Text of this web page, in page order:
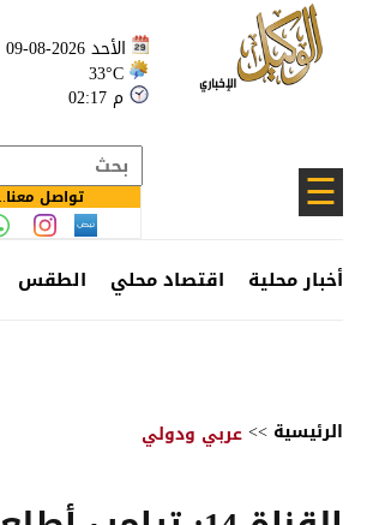
الأحد 2026-08-09
33°C
02:17 م
☰ تواصل
أخبار محلية اقتصاد محلي الطقس
الرئيسية >>عربي ودولي